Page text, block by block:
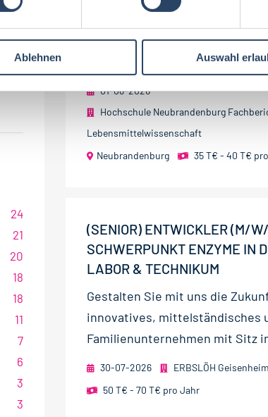
Ablehnen Auswahl
1
1
1
24
21
20
18
18
11
7
6
3
3
Sciences – ist im Fachbereich
Lebensmittelwissenschaften
01-08-2026
Hochschule Neubrandenburg
Lebensmittelwissenschaft
Neubrandenburg
35 T€ - 40 T€
(SENIOR) ENTWICKLER (M/
SCHWERPUNKT ENZYME IN
LABOR & TECHNIKUM
Gestalten Sie mit uns die
innovatives, mittelständisches
Familienunter­nehmen mit Sitz
30-07-2026 ERBSLÖH
50 T€ - 70 T€ pro Jahr